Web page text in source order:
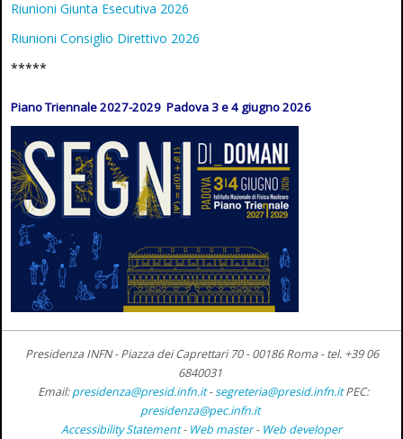
Riunioni Giunta Esecutiva 2026
Riunioni Consiglio Direttivo 2026
*****
Piano Triennale 2027-2029 Padova 3 e 4 giugno 2026
Presidenza INFN - Piazza dei Caprettari 70 - 00186 Roma -tel. +39 06
6840031
Email:presidenza@presid.infn.it-segreteria@presid.infn.it PEC:
presidenza@pec.infn.it
Accessibility Statement- Web master- Web developer